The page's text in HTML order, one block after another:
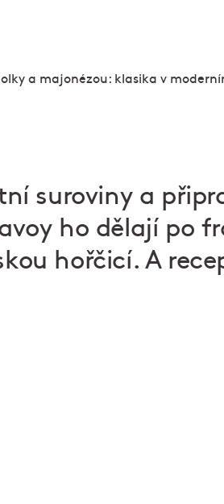
suroviny a
ho dělají po
hořčicí. A